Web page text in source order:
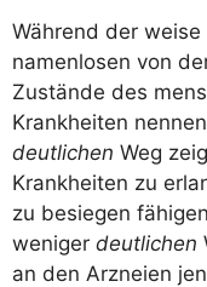
Wäh­rend der
namen­lo­sen von
Zustän­de des
Krank­hei­ten
deut­li­chen Weg
Krank­hei­ten zu
zu besie­gen
weni­ger deut­li­chen
an den Arz­nei­en